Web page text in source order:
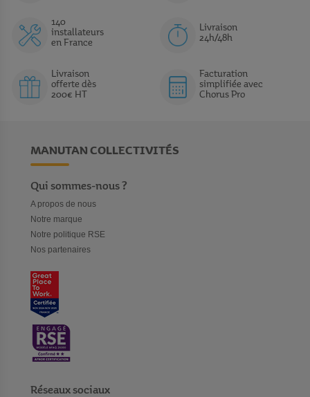
140
installateurs
en France
Livraison
24h/48h
Livraison
offerte dès
200€ HT
Facturation
simplifiée avec
Chorus Pro
MANUTAN COLLECTIVITÉS
Qui sommes-nous ?
A propos de nous
Notre marque
Notre politique RSE
Nos partenaires
Réseaux sociaux